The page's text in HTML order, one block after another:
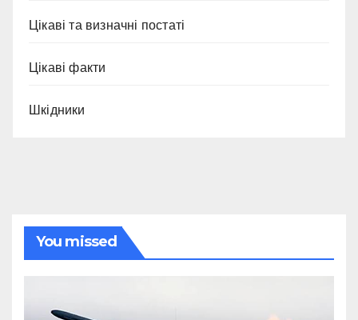
Цікаві та визначні постаті
Цікаві факти
Шкідники
You missed